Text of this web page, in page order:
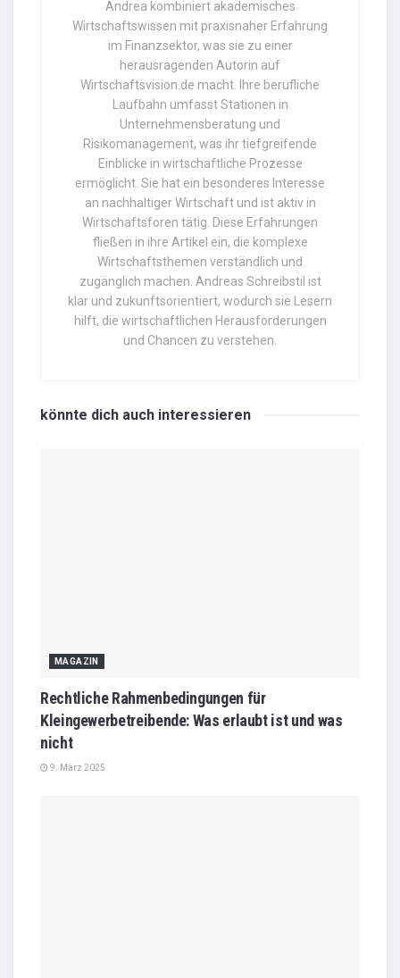
Andrea kombiniert akademisches
Wirtschaftswissen mit praxisnaher Erfahrung
im Finanzsektor, was sie zu einer
herausragenden Autorin auf
Wirtschaftsvision.de macht. Ihre berufliche
Laufbahn umfasst Stationen in
Unternehmensberatung und
Risikomanagement, was ihr tiefgreifende
Einblicke in wirtschaftliche Prozesse
ermöglicht. Sie hat ein besonderes Interesse
an nachhaltiger Wirtschaft und ist aktiv in
Wirtschaftsforen tätig. Diese Erfahrungen
fließen in ihre Artikel ein, die komplexe
Wirtschaftsthemen verständlich und
zugänglich machen. Andreas Schreibstil ist
klar und zukunftsorientiert, wodurch sie Lesern
hilft, die wirtschaftlichen Herausforderungen
und Chancen zu verstehen.
könnte dich auch interessieren
MAGAZIN
Rechtliche Rahmenbedingungen für
Kleingewerbetreibende: Was erlaubt ist und was
nicht
9. März 2025